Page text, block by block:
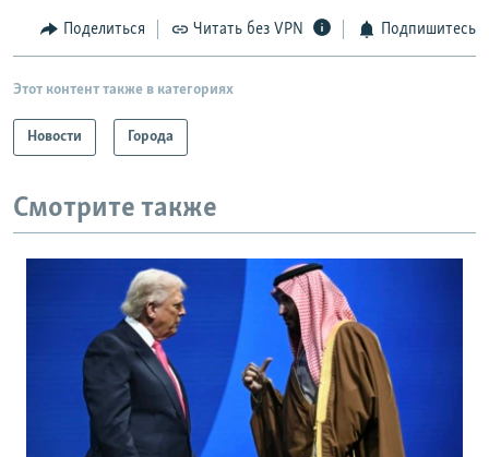
Поделиться Читать без VPN Подпишитесь
Этот контент также в категориях
Новости Города
Смотрите также